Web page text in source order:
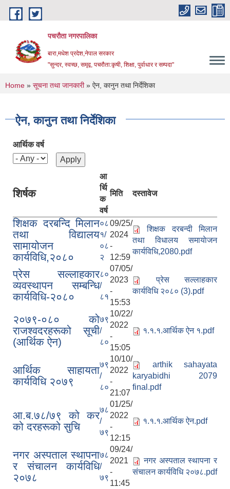
Skip to main content
पचरौता नगरपालिका
बारा,मधेश प्रदेश,नेपाल सरकार
"सुन्दर, स्वच्छ, समृद्व, पचरौता:कृषी, शिक्षा, पुर्वाधार र सम्पदा"
You are here
Home » सूचना तथा जानकारी» ऐन, कानुन तथा निर्देशिका
ऐन, कानुन तथा निर्देशिका
आर्थिक वर्ष
शिर्षक
आ
र्थि
क
वर्ष
मिति दस्तावेज
शिक्षक दरबन्दि मिलान
तथा विद्यालय
सामायोजन
कार्यविधि,२०८०
०८
१/
०८
२
09/25/
2024
-
12:59
शिक्षक दरबन्दी मिलान
तथा विधालय समायाेजन
कार्यविधि,2080.pdf
प्रेस सल्लाहकार
व्यवस्थापन सम्बन्धि
कार्यविधि-२०८०
८०
/
८१
07/05/
2023
-
15:53
प्रेस सल्लाहकार
कार्यविधि २०८० (3).pdf
२०७९-०८० को
राजश्वदरहरूको सूची
(आर्थिक ऐन)
७९
/
८०
10/22/
2022
-
15:05
१.१.१.आर्थिक ऐन १.pdf
आर्थिक साहायता
कार्यविधि २०७९
७९
/
८०
10/10/
2022
-
21:07
arthik sahayata
karyabidhi 2079
final.pdf
आ.ब.७८/७९ को कर
को दरहरूको सुचि
७८
/
७९
01/25/
2022
-
12:15
१.१.१.आर्थिक ऐन.pdf
नगर अस्पताल स्थापना
र संचालन कार्यविधि
२०७८
७८
/
७९
09/24/
2021
-
11:45
नगर अस्पताल स्थापना र
संचालन कार्यविधि २०७८.pdf